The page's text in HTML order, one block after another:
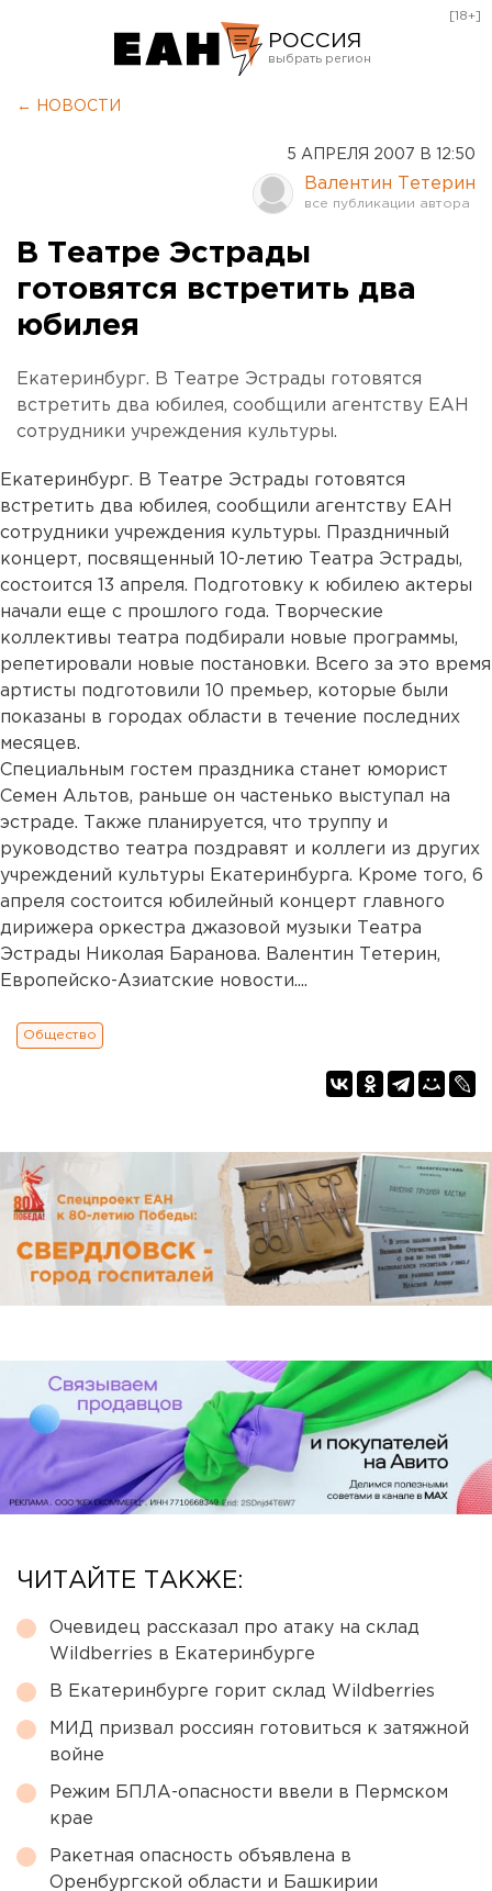
РОССИЯ
Курган
Оренбург
[18+]
← НОВОСТИ
5 АПРЕЛЯ 2007 В 12:50
Валентин Тетерин
В Театре Эстрады
готовятся встретить два
юбилея
Екатеринбург. В Театре Эстрады готовятся
встретить два юбилея, сообщили агентству ЕАН
сотрудники учреждения культуры.
Екатеринбург. В Театре Эстрады готовятся
встретить два юбилея, сообщили агентству ЕАН
сотрудники учреждения культуры. Праздничный
концерт, посвященный 10-летию Театра Эстрады,
состоится 13 апреля. Подготовку к юбилею актеры
начали еще с прошлого года. Творческие
коллективы театра подбирали новые программы,
репетировали новые постановки. Всего за это время
артисты подготовили 10 премьер, которые были
показаны в городах области в течение последних
месяцев.
Специальным гостем праздника станет юморист
Семен Альтов, раньше он частенько выступал на
эстраде. Также планируется, что труппу и
руководство театра поздравят и коллеги из других
учреждений культуры Екатеринбурга. Кроме того, 6
апреля состоится юбилейный концерт главного
дирижера оркестра джазовой музыки Театра
Эстрады Николая Баранова. Валентин Тетерин,
Европейско-Азиатские новости....
Общество
ЧИТАЙТЕ ТАКЖЕ:
Очевидец рассказал про атаку на склад
Wildberries в Екатеринбурге
В Екатеринбурге горит склад Wildberries
МИД призвал россиян готовиться к затяжной
войне
Режим БПЛА-опасности ввели в Пермском
крае
Ракетная опасность объявлена в
Оренбургской области и Башкирии